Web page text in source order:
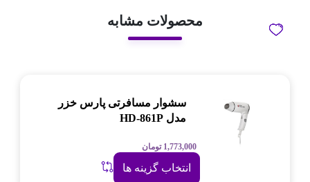
محصولات مشابه
سشوار مسافرتی پارس خزر
مدل HD-861P
1,773,000 تومان
انتخاب گزینه ها